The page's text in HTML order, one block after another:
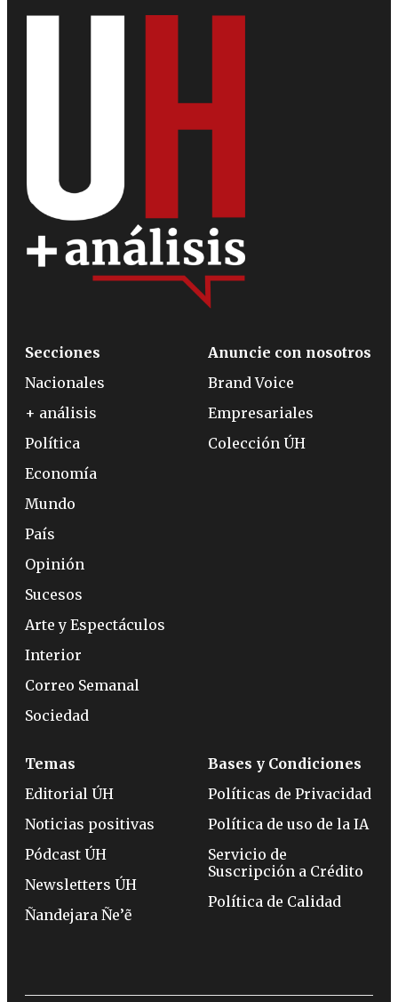
Secciones
Nacionales
+ análisis
Política
Economía
Mundo
País
Opinión
Sucesos
Arte y Espectáculos
Interior
Correo Semanal
Sociedad
Anuncie con nosotros
Brand Voice
Empresariales
Colección ÚH
Temas
Editorial ÚH
Noticias positivas
Pódcast ÚH
Newsletters ÚH
Ñandejara Ñe’ẽ
Bases y Condiciones
Políticas de Privacidad
Política de uso de la IA
Servicio de
Suscripción a Crédito
Política de Calidad